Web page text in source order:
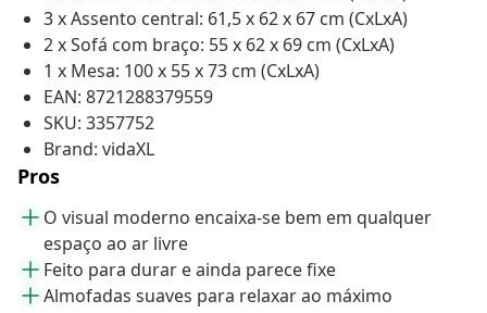
3 x Assento central: 61,5 x 62 x 67 cm (CxLxA)
2 x Sofá com braço: 55 x 62 x 69 cm (CxLxA)
1 x Mesa: 100 x 55 x 73 cm (CxLxA)
EAN: 8721288379559
SKU: 3357752
Brand: vidaXL
Pros
O visual moderno encaixa-se bem em qualquer
espaço ao ar livre
Feito para durar e ainda parece fixe
Almofadas suaves para relaxar ao máximo